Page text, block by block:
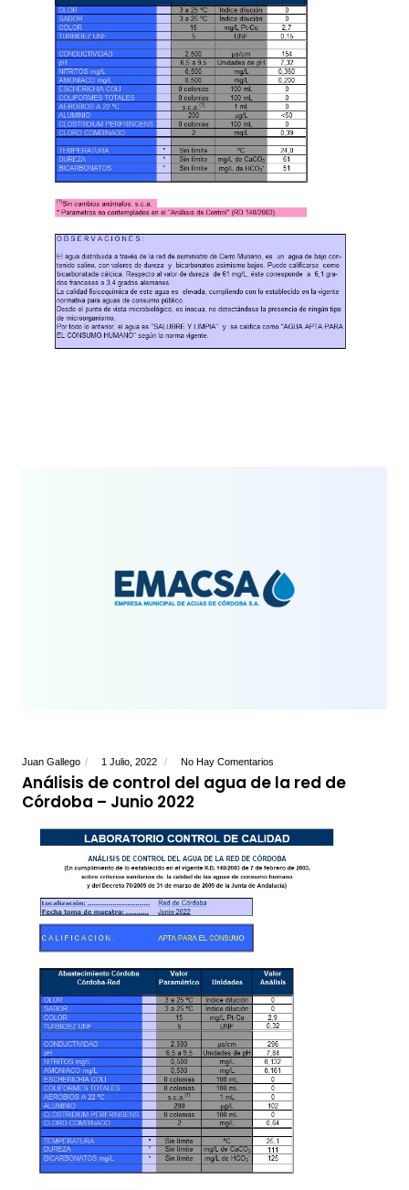
Juan Gallego 1 Julio, 2022 No Hay Comentarios
Análisis de control del agua de la red de
Córdoba – Junio 2022